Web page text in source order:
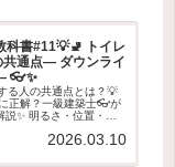
科書#11💡🚽 トイレ
共通点― ダウンライ
👓✨
る人の共通点とは？💡
正解？一級建築士👓が
✨ 明るさ・位置・失
2026.03.10